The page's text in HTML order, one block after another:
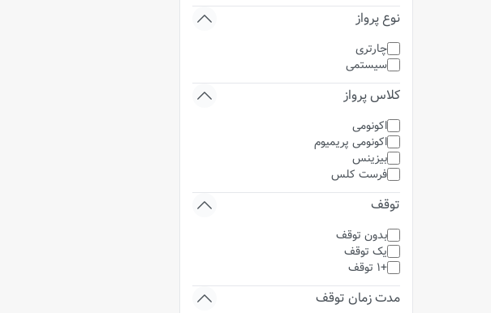
نوع پرواز
چارتری
سیستمی
کلاس پرواز
اکونومی
اکونومی پریمیوم
بیزینس
فرست کلس
توقف
بدون توقف
یک توقف
+1 توقف
مدت زمان توقف